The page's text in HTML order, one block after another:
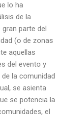
lo ha
de la
parte del
(o de zonas
aquellas
del evento y
la comunidad
se asienta
se potencia la
el